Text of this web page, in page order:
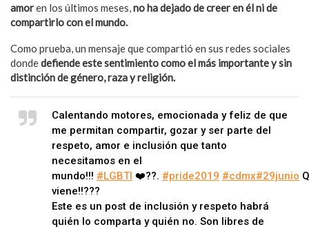
amoren los últimos meses,no ha dejado de creer en él ni de
compartirlo con el mundo.
Como prueba, un mensaje que compartió en sus redes sociales
dondedefiende este sentimiento como el más importante y sin
distinción de género, raza y religión.
Calentando motores, emocionada y feliz de que
me permitan compartir, gozar y ser parte del
respeto, amor e inclusión que tanto
necesitamos en el
mundo!!! #LGBTI ❤️??. #pride2019 #cdmx#29junio
viene!!???
Este es un post de inclusión y respeto habrá
quién lo comparta y quién no. Son libres de